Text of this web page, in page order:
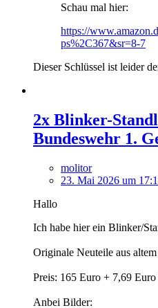
Schau mal hier:
https://
ps%2C367&sr=8-7
Dieser Schlüssel ist leider
2x Blinker-
Bundeswehr 1.
molitor
23. Mai 2026 um
Hallo
Ich habe hier ein Blinker/
Originale Neuteile aus
Preis: 165 Euro + 7,69 Euro
Anbei Bilder: